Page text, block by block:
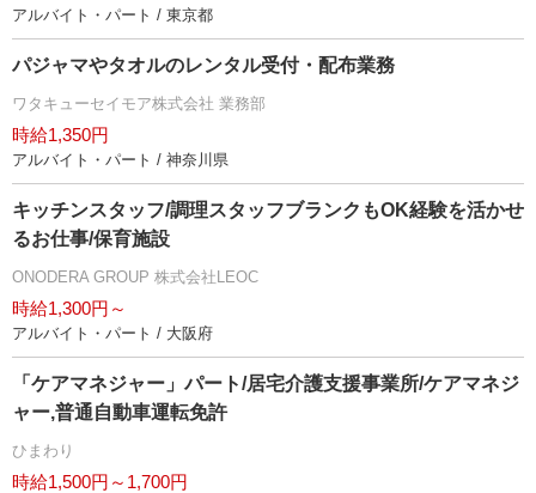
アルバイト・パート / 東京都
パジャマやタオルのレンタル受付・配布業務
ワタキューセイモア株式会社 業務部
時給1,350円
アルバイト・パート / 神奈川県
キッチンスタッフ/調理スタッフブランクもOK経験を活かせ
るお仕事/保育施設
ONODERA GROUP 株式会社LEOC
時給1,300円～
アルバイト・パート / 大阪府
「ケアマネジャー」パート/居宅介護支援事業所/ケアマネジ
ャー,普通自動車運転免許
ひまわり
時給1,500円～1,700円